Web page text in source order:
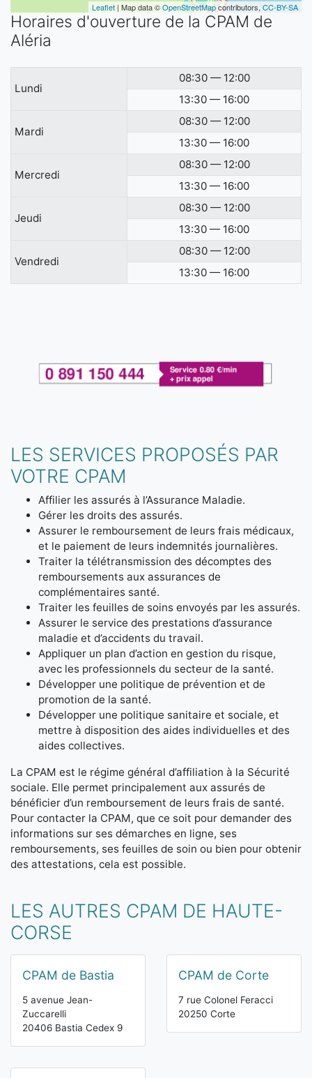
Leaflet | Map data ©OpenStreetMapcontributors, CC-BY-SA
Horaires d'ouverture de la CPAM de
Aléria
Lundi
08:30 — 12:00
13:30 — 16:00
Mardi
08:30 — 12:00
13:30 — 16:00
Mercredi
08:30 — 12:00
13:30 — 16:00
Jeudi
08:30 — 12:00
13:30 — 16:00
Vendredi
08:30 — 12:00
13:30 — 16:00
LES SERVICES PROPOSÉS PAR
VOTRE CPAM
Affilier les assurés à l’Assurance Maladie.
Gérer les droits des assurés.
Assurer le remboursement de leurs frais médicaux,
et le paiement de leurs indemnités journalières.
Traiter la télétransmission des décomptes des
remboursements aux assurances de
complémentaires santé.
Traiter les feuilles de soins envoyés par les assurés.
Assurer le service des prestations d’assurance
maladie et d’accidents du travail.
Appliquer un plan d’action en gestion du risque,
avec les professionnels du secteur de la santé.
Développer une politique de prévention et de
promotion de la santé.
Développer une politique sanitaire et sociale, et
mettre à disposition des aides individuelles et des
aides collectives.
La CPAM est le régime général d’affiliation à la Sécurité
sociale. Elle permet principalement aux assurés de
bénéficier d’un remboursement de leurs frais de santé.
Pour contacter la CPAM, que ce soit pour demander des
informations sur ses démarches en ligne, ses
remboursements, ses feuilles de soin ou bien pour obtenir
des attestations, cela est possible.
LES AUTRES CPAM DE HAUTE-
CORSE
CPAM de Bastia
5 avenue Jean-
Zuccarelli
20406 Bastia Cedex 9
CPAM de Corte
7 rue Colonel Feracci
20250 Corte